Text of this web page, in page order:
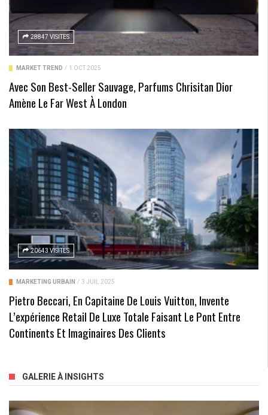
28847 VISITES
MARKET TREND / 1 OCT 2025
Avec Son Best-Seller Sauvage, Parfums Chrisitan Dior
Amène Le Far West À London
20643 VISITES
MARKETING URBAIN / 3 JUIL 2025
Pietro Beccari, En Capitaine De Louis Vuitton, Invente
L’expérience Retail De Luxe Totale Faisant Le Pont Entre
Continents Et Imaginaires Des Clients
GALERIE À INSIGHTS